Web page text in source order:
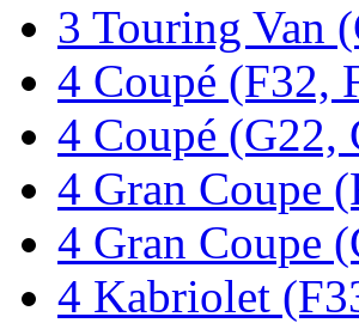
3 Touring Van
4 Coupé (F32,
4 Coupé (G22,
4 Gran Coupe
4 Gran Coupe
4 Kabriolet